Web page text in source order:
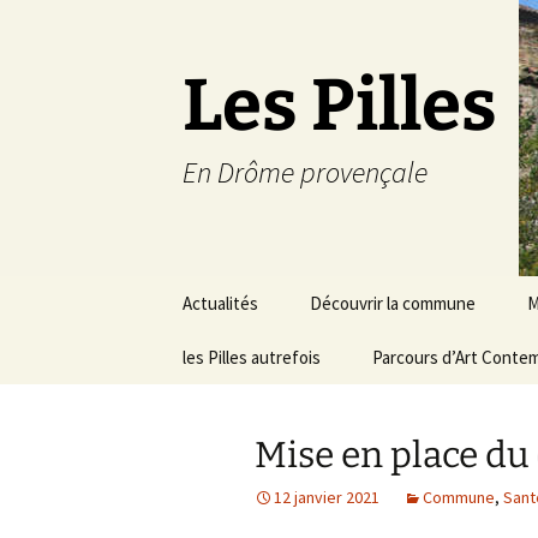
Les Pilles
En Drôme provençale
Aller
contenu
Actualités Découvrir la commune
Le mot du maire
Plans du village
les Pilles autrefois Parcours d’Art
Mise en place
12 janvier 2021 Commune,